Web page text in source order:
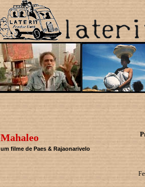
Mahaleo
um filme de Paes & Rajaonarivelo